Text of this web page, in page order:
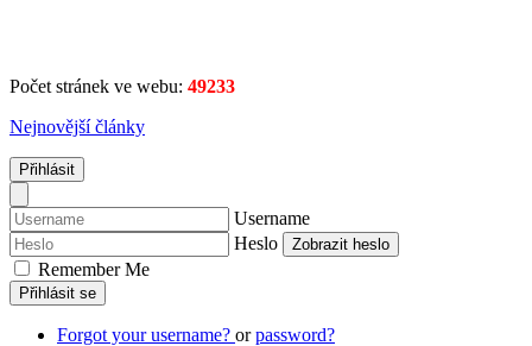
Počet stránek ve webu: 49233
Nejnovější články
Přihlásit
Username
Heslo
Zobrazit heslo
Remember Me
Přihlásit se
Forgot your username? orpassword?